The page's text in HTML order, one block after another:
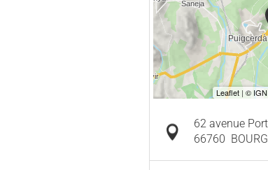
62 avenue
66760